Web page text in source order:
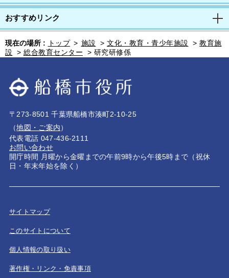
おすすめリンク
現在の場所 : トップ > 施設 > 文化・教育・青少年施設 > 教育施
設
> 総合教育センター > 研究研修係
〒273-8501 千葉県船橋市湊町2-10-25
（地図・ご案内）
代表電話 047-436-2111
お問い合わせ
開庁時間 月曜から金曜までの午前9時から午後5時まで（祝休
日・年末年始を除く）
サイトマップ
このサイトについて
個人情報の取り扱い
著作権・リンク・免責事項